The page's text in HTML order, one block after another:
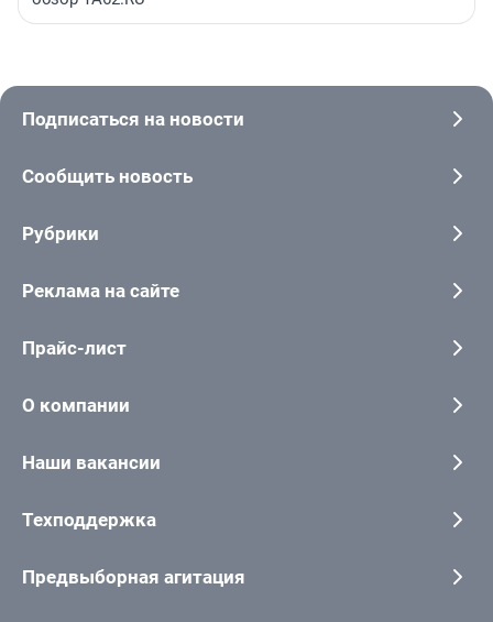
Подписаться на новости
Сообщить новость
Рубрики
Реклама на сайте
Прайс-лист
О компании
Наши вакансии
Техподдержка
Предвыборная агитация